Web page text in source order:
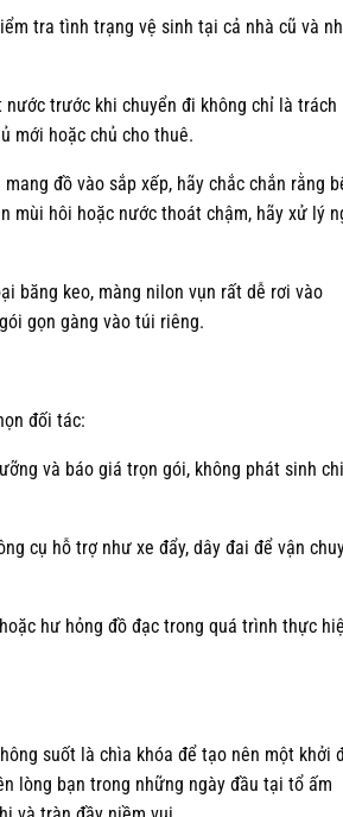
tra tình trạng vệ sinh tại cả nhà cũ và
trước khi chuyển đi không chỉ là trách
mới hoặc chủ cho thuê.
mang đồ vào sắp xếp, hãy chắc chắn rằng
mùi hôi hoặc nước thoát chậm, hãy xử lý
băng keo, màng nilon vụn rất dễ rơi vào
gọn gàng vào túi riêng.
đối tác:
và báo giá trọn gói, không phát sinh chi
cụ hỗ trợ như xe đẩy, dây đai để vận
hư hỏng đồ đạc trong quá trình thực
suốt là chìa khóa để tạo nên một khởi
lòng bạn trong những ngày đầu tại tổ ấm